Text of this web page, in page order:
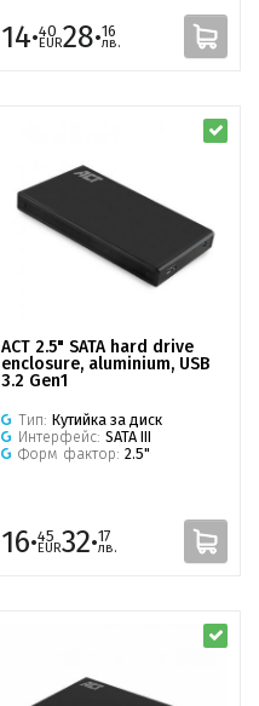
14·40
EUR28·16
лв.
ACT 2.5" SATA hard drive
enclosure, aluminium, USB
3.2 Gen1
Тип: Кутийка за диск
Интерфейс: SATA III
Форм фактор: 2.5"
16·45
EUR32·17
лв.